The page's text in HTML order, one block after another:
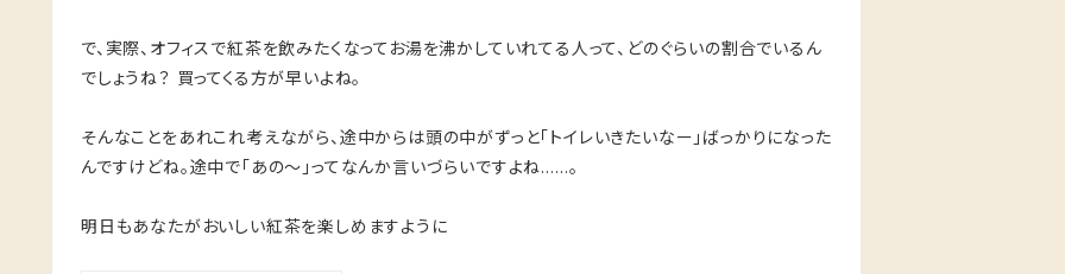
で、実際、オフィスで紅茶を飲みたくなってお湯を沸かしていれてる人って、どのぐらいの割合でいるん
でしょうね？ 買ってくる方が早いよね。
そんなことをあれこれ考えながら、途中からは頭の中がずっと「トイレいきたいなー」ばっかりになった
んですけどね。途中で「あの〜」ってなんか言いづらいですよね……。
明日もあなたがおいしい紅茶を楽しめますように